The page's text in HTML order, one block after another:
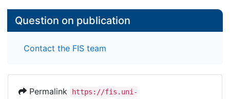
Question on publication
Contact the FIS team
Permalink
https://fis.uni-